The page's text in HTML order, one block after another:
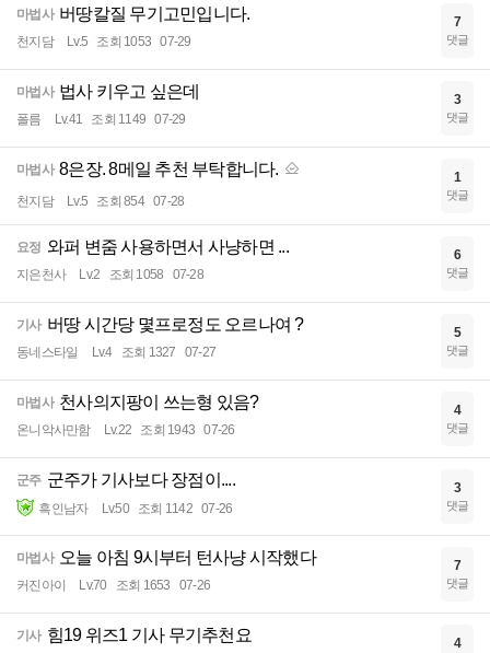
마법사 버땅칼질 무기고민입니다.
천지담 Lv.5 조회 1053 07-29
7
댓글
마법사 법사 키우고 싶은데
폴름 Lv.41 조회 1149 07-29
3
댓글
마법사 8은장. 8메일 추천 부탁합니다.
천지담 Lv.5 조회 854 07-28
1
댓글
요정 와퍼 변줌 사용하면서 사냥하면 ...
지은천사 Lv.2 조회 1058 07-28
6
댓글
기사 버땅 시간당 몇프로정도 오르나여 ?
동네스타일 Lv.4 조회 1327 07-27
5
댓글
마법사 천사의지팡이 쓰는형 있음?
온니악사만함 Lv.22 조회 1943 07-26
4
댓글
군주 군주가 기사보다 장점이....
흑인남자 Lv.50 조회 1142 07-26
3
댓글
마법사 오늘 아침 9시부터 턴사냥 시작했다
커진아이 Lv.70 조회 1653 07-26
7
댓글
기사 힘19 위즈1 기사 무기추천요 4